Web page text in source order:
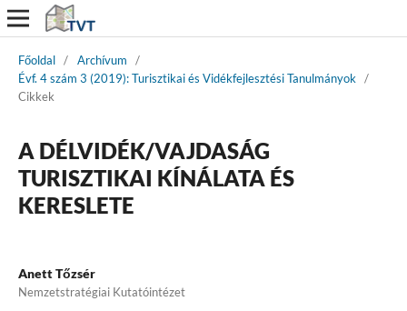
Főoldal / Archívum
/
Évf. 4 szám 3 (2019): Turisztikai és Vidékfejlesztési Tanulmányok /
Cikkek
A DÉLVIDÉK/VAJDASÁG
TURISZTIKAI KÍNÁLATA ÉS
KERESLETE
Anett Tőzsér
Nemzetstratégiai Kutatóintézet